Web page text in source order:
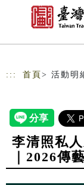
跳到主要內容
網站導覽
::: 首頁 > 活動明
李清照私
｜2026傳